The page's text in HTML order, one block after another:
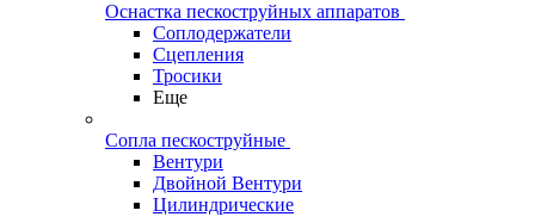
Оснастка пескоструйных аппаратов
Соплодержатели
Сцепления
Тросики
Еще
Сопла пескоструйные
Вентури
Двойной Вентури
Цилиндрические